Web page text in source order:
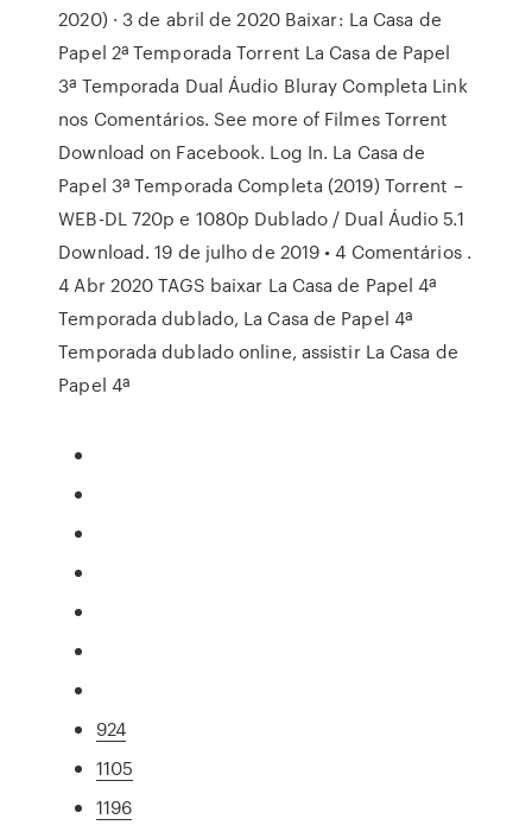
2020) · 3 de abril de 2020 Baixar: La Casa de
Papel 2ª Temporada Torrent La Casa de Papel
3ª Temporada Dual Áudio Bluray Completa Link
nos Comentários. See more of Filmes Torrent
Download on Facebook. Log In. La Casa de
Papel 3ª Temporada Completa (2019) Torrent –
WEB-DL 720p e 1080p Dublado / Dual Áudio 5.1
Download. 19 de julho de 2019 • 4 Comentários .
4 Abr 2020 TAGS baixar La Casa de Papel 4ª
Temporada dublado, La Casa de Papel 4ª
Temporada dublado online, assistir La Casa de
Papel 4ª
924
1105
1196